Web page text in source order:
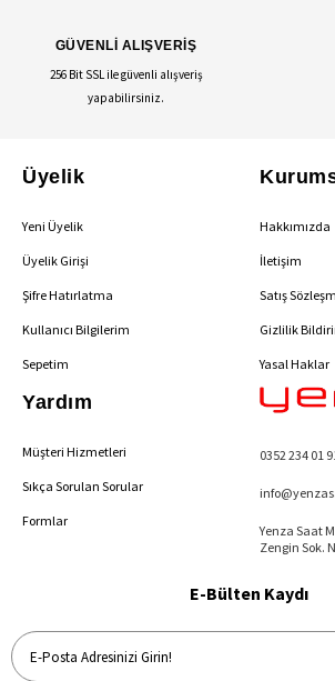
GÜVENLİ ALIŞVERİŞ
256 Bit SSL ile güvenli alışveriş
yapabilirsiniz.
Üyelik
Yeni Üyelik
Üyelik Girişi
Şifre Hatırlatma
Kullanıcı Bilgilerim
Sepetim
Hakkımızda
İletişim
Satış
Gizlilik
Yasal Haklar
Yardım
Müşteri Hizmetleri
Sıkça Sorulan Sorular
Formlar
0352 234 01
Yenza Saat
Zengin Sok.
E-Bülten Kaydı